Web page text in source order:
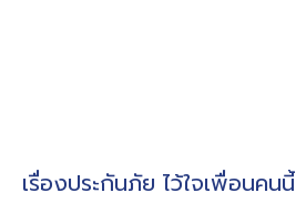
เรื่องประกันภัย ไว้ใจเพื่อนคนนี้